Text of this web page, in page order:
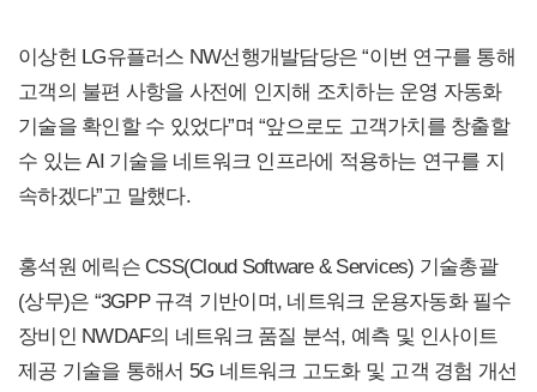
이상헌 LG유플러스 NW선행개발담당은 “이번 연구를 통해
고객의 불편 사항을 사전에 인지해 조치하는 운영 자동화
기술을 확인할 수 있었다”며 “앞으로도 고객가치를 창출할
수 있는 AI 기술을 네트워크 인프라에 적용하는 연구를 지
속하겠다”고 말했다.
홍석원 에릭슨 CSS(Cloud Software & Services) 기술총괄
(상무)은 “3GPP 규격 기반이며, 네트워크 운용자동화 필수
장비인 NWDAF의 네트워크 품질 분석, 예측 및 인사이트
제공 기술을 통해서 5G 네트워크 고도화 및 고객 경험 개선